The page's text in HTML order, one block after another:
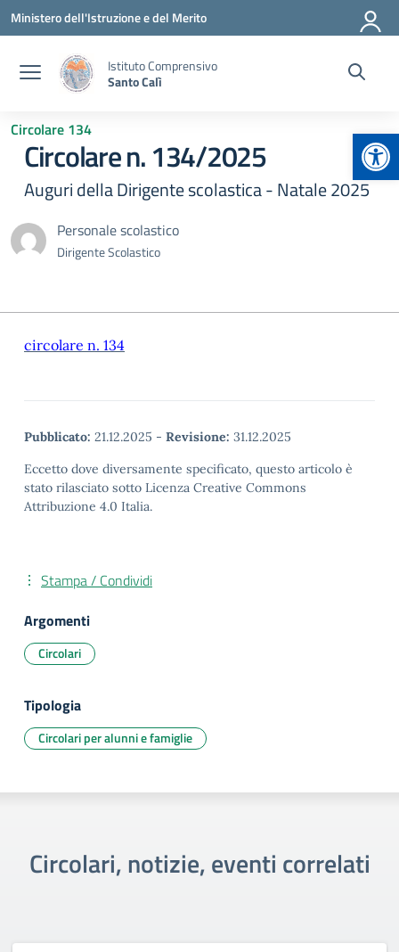
Vai ai contenuti
Vai al menu di navigazione
Vai al footer
Ministero dell'Istruzione e del Merito
Istituto Comprensivo
Santo Calì
Circolare 134
Circolare n. 134/2025
Auguri della Dirigente scolastica - Natale 2025
Personale scolastico
Dirigente Scolastico
circolare n. 134
Pubblicato: 21.12.2025 - Revisione: 31.12.2025
Eccetto dove diversamente specificato, questo articolo è
stato rilasciato sotto Licenza Creative Commons
Attribuzione 4.0 Italia.
Stampa / Condividi
Argomenti
Circolari
Tipologia
Circolari per alunni e famiglie
Circolari, notizie, eventi correlati